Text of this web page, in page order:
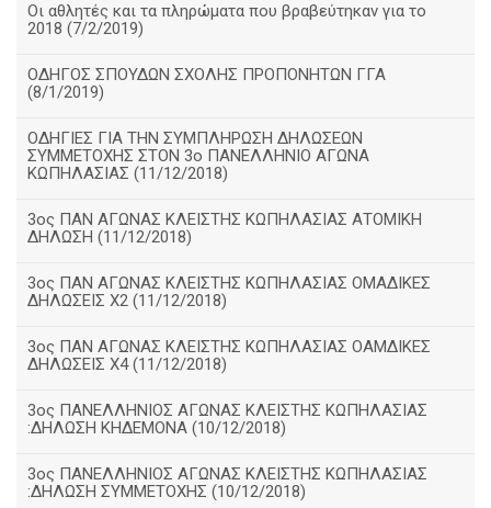
Οι αθλητές και τα πληρώματα που βραβεύτηκαν για το
2018 (7/2/2019)
ΟΔΗΓΟΣ ΣΠΟΥΔΩΝ ΣΧΟΛΗΣ ΠΡΟΠΟΝΗΤΩΝ ΓΓΑ
(8/1/2019)
ΟΔΗΓΙΕΣ ΓΙΑ ΤΗΝ ΣΥΜΠΛΗΡΩΣΗ ΔΗΛΩΣΕΩΝ
ΣΥΜΜΕΤΟΧΗΣ ΣΤΟΝ 3ο ΠΑΝΕΛΛΗΝΙΟ ΑΓΩΝΑ
ΚΩΠΗΛΑΣΙΑΣ (11/12/2018)
3ος ΠΑΝ ΑΓΩΝΑΣ ΚΛΕΙΣΤΗΣ ΚΩΠΗΛΑΣΙΑΣ ΑΤΟΜΙΚΗ
ΔΗΛΩΣΗ (11/12/2018)
3ος ΠΑΝ ΑΓΩΝΑΣ ΚΛΕΙΣΤΗΣ ΚΩΠΗΛΑΣΙΑΣ ΟΜΑΔΙΚΕΣ
ΔΗΛΩΣΕΙΣ Χ2 (11/12/2018)
3ος ΠΑΝ ΑΓΩΝΑΣ ΚΛΕΙΣΤΗΣ ΚΩΠΗΛΑΣΙΑΣ ΟΑΜΔΙΚΕΣ
ΔΗΛΩΣΕΙΣ Χ4 (11/12/2018)
3ος ΠΑΝΕΛΛΗΝΙΟΣ ΑΓΩΝΑΣ ΚΛΕΙΣΤΗΣ ΚΩΠΗΛΑΣΙΑΣ
:ΔΗΛΩΣΗ ΚΗΔΕΜΟΝΑ (10/12/2018)
3ος ΠΑΝΕΛΛΗΝΙΟΣ ΑΓΩΝΑΣ ΚΛΕΙΣΤΗΣ ΚΩΠΗΛΑΣΙΑΣ
:ΔΗΛΩΣΗ ΣΥΜΜΕΤΟΧΗΣ (10/12/2018)